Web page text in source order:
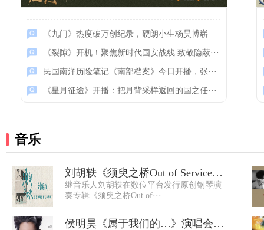
《裂隙》开机！聚焦新时代···
《九门》热度破万创纪录，硬朗小生杨昊博崭···
《裂隙》开机！聚焦新时代国安战线 致敬隐蔽···
民国南洋历险笔记《南部档案》今日开播，张···
《星月征途》开播：把月背采样返回的国之任···
音乐
刘胡轶《须臾之桥Out of Service》
限量彩胶···
继音乐人刘胡轶在数位平台发行原创钢琴演
奏专辑《须臾之桥Out of···
侯明昊《属于我们的…》演唱会万